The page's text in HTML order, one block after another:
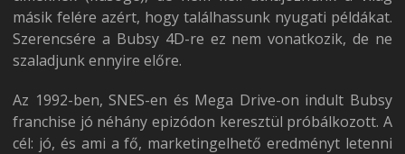
másik felére azért, hogy találhassunk nyugati példákat.
Szerencsére a Bubsy 4D-re ez nem vonatkozik, de ne
szaladjunk ennyire előre.
Az 1992-ben, SNES-en és Mega Drive-on indult Bubsy
franchise jó néhány epizódon keresztül próbálkozott. A
cél: jó, és ami a fő, marketingelhető eredményt letenni